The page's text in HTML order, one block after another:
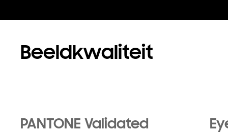
Beeldkwaliteit
PANTONE Validated